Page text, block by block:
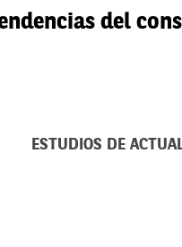
del
ESTUDIOS DE